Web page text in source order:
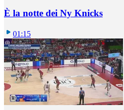
È la notte dei Ny Knicks
01:15